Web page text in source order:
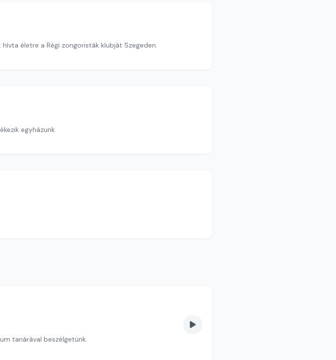
életre a Régi zongoristák klubját Szegeden.
egyházunk
tanárával beszélgetünk.